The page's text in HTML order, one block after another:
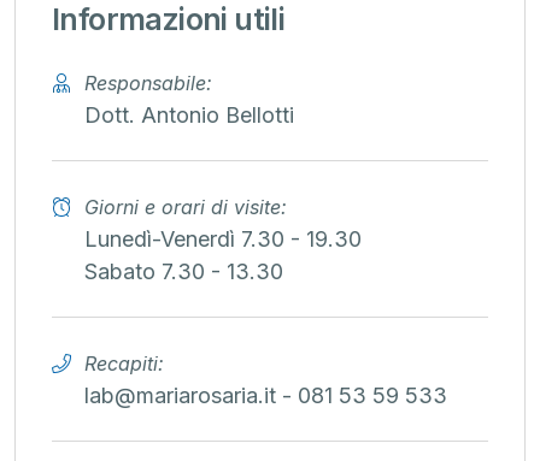
Informazioni utili
Responsabile:
Dott. Antonio Bellotti
Giorni e orari di visite:
Lunedì-Venerdì 7.30 - 19.30
Sabato 7.30 - 13.30
Recapiti:
lab@mariarosaria.it - 081 53 59 533